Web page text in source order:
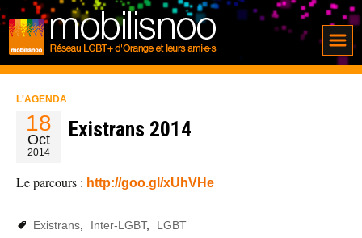
L'AGENDA
18
Oct
2014
Existrans 2014
Le parcours : http://goo.gl/xUhVHe
Existrans Inter-LGBT, LGBT